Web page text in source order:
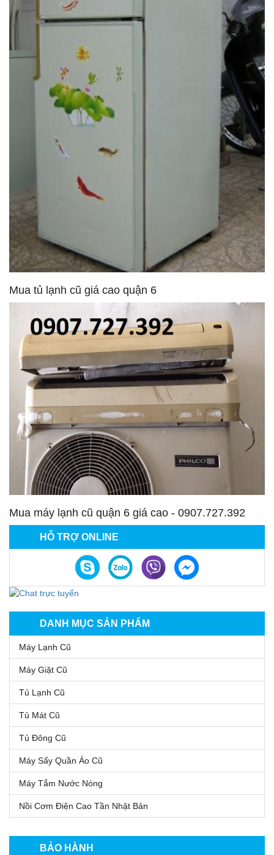
HỖ TRỢ ONLINE
DANH MỤC SẢN PHẨM
Máy Lạnh Cũ
Máy Giặt Cũ
Tủ Lạnh Cũ
Tủ Mát Cũ
Tủ Đông Cũ
Máy Sấy Quần Áo Cũ
Máy Tắm Nước Nóng
Nồi Cơm Điện Cao Tần Nhật Bản
BẢO HÀNH
Mua tủ lạnh cũ giá cao quận 6
Mua máy lạnh cũ quận 6 giá cao - 0907.727.392